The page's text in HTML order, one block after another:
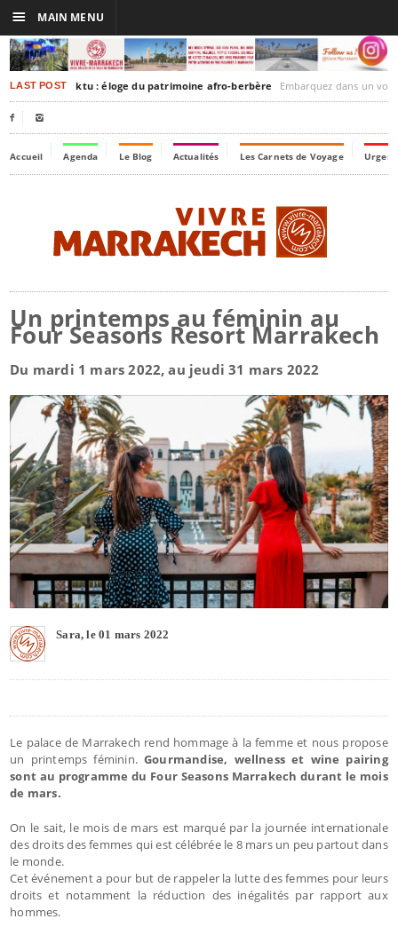
LAST POSTTimbuktu : éloge du patrimoine afro-berbère Embarquez dans un voyage culturel dans le
 
Accueil Agenda Le Blog Actualités Les Carnets de Voyage
Un printemps au féminin au
Four Seasons Resort Marrakech
Du mardi 1 mars 2022, au jeudi 31 mars 2022
Sara, le 01 mars 2022
Le palace de Marrakech rend hommage à la femme et nous propose
un printemps féminin.Gourmandise, wellness et wine pairing
sont au programme du Four Seasons Marrakech durant le mois
de mars.
On le sait, le mois de mars est marqué par la journée internationale
des droits des femmes qui est célébrée le 8 mars un peu partout dans
le monde.
Cet événement a pour but de rappeler la lutte des femmes pour leurs
droits et notamment la réduction des inégalités par rapport aux
hommes.
☰ MAIN MENU